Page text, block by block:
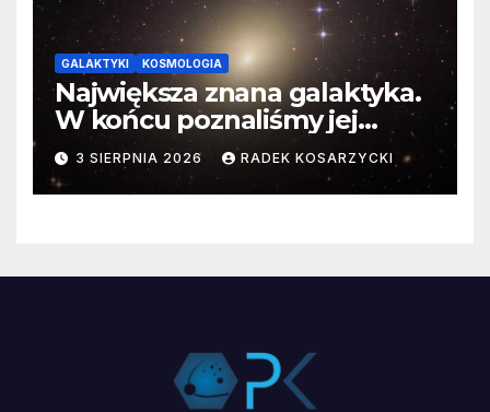
GALAKTYKI KOSMOLOGIA
Największa znana galaktyka.
W końcu poznaliśmy jej
faktyczne wymiary
3 SIERPNIA 2026 RADEK KOSARZYCKI